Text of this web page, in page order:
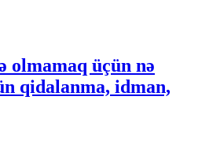
olmamaq üçün nə
qidalanma, idman,